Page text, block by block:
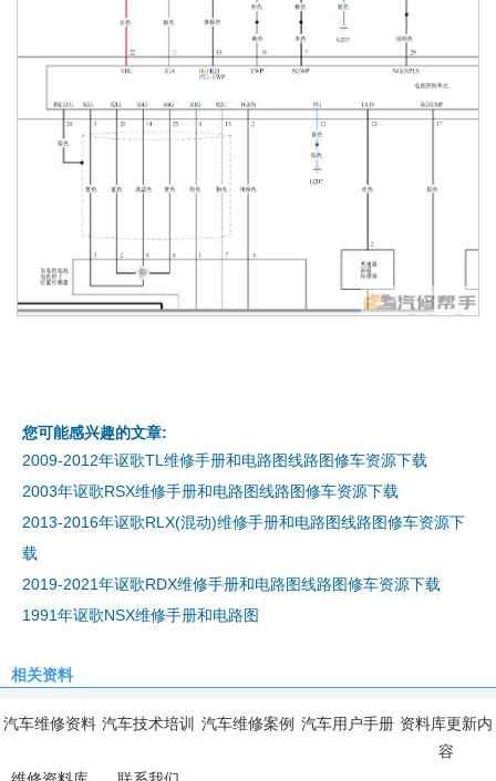
您可能感兴趣的文章:
2009-2012年讴歌TL维修手册和电路图线路图修车资源下载
2003年讴歌RSX维修手册和电路图线路图修车资源下载
2013-2016年讴歌RLX(混动)维修手册和电路图线路图修车资源下
载
2019-2021年讴歌RDX维修手册和电路图线路图修车资源下载
1991年讴歌NSX维修手册和电路图
相关资料
汽车维修资料 汽车技术培训 汽车维修案例 汽车用户手册 资料库更新内
容